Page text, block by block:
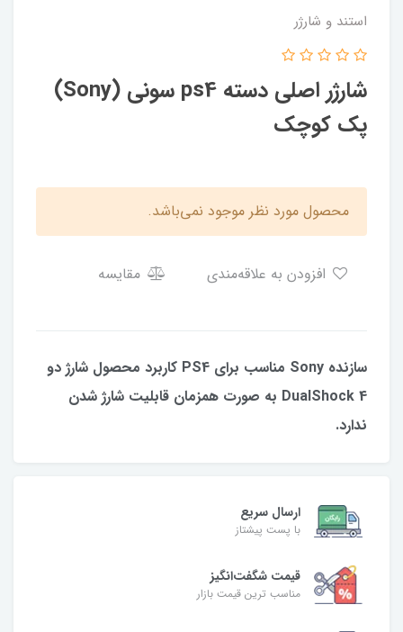
استند و شارژر
شارژر اصلی دسته ps4 سونی (Sony)
پک کوچک
محصول مورد نظر موجود نمی‌باشد.
مقایسه
سازنده Sony مناسب برای PS4 کاربرد محصول شارژ دو
DualShock 4 به صورت همزمان قابلیت شارژ شدن
ندارد.
ارسال سریع
با پست پیشتاز
قیمت شگفت‌انگیز
مناسب ترین قیمت بازار